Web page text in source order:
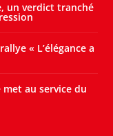
un verdict tranché
« L’élégance a
au service du